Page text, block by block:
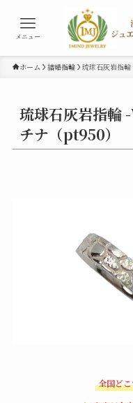
メニュー
ホーム 結婚指輪 琉球石灰岩指
琉球石灰岩指
チナ（pt950）
全国ど